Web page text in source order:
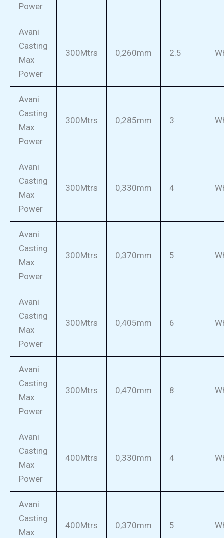
Power
Avani
Casting
Max
Power
300Mtrs 0,260mm 2.5
Avani
Casting
Max
Power
300Mtrs 0,285mm 3
Avani
Casting
Max
Power
300Mtrs 0,330mm 4
Avani
Casting
Max
Power
300Mtrs 0,370mm 5
Avani
Casting
Max
Power
300Mtrs 0,405mm 6
Avani
Casting
Max
Power
300Mtrs 0,470mm 8
Avani
Casting
Max
Power
400Mtrs 0,330mm 4
Avani
Casting
Max
400Mtrs 0,370mm 5